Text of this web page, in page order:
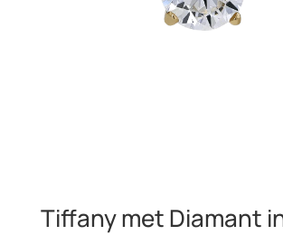
Tiffany met Diamant